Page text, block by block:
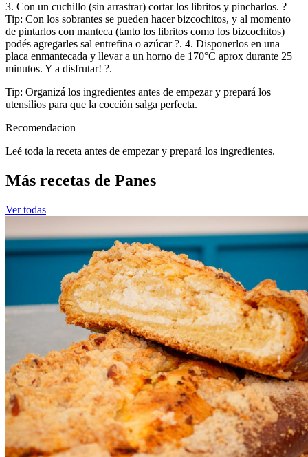
3. Con un cuchillo (sin arrastrar) cortar los libritos y pincharlos. ?
Tip: Con los sobrantes se pueden hacer bizcochitos, y al momento
de pintarlos con manteca (tanto los libritos como los bizcochitos)
podés agregarles sal entrefina o azúcar ?. 4. Disponerlos en una
placa enmantecada y llevar a un horno de 170°C aprox durante 25
minutos. Y a disfrutar! ?.
Tip: Organizá los ingredientes antes de empezar y prepará los
utensilios para que la cocción salga perfecta.
Recomendacion
Leé toda la receta antes de empezar y prepará los ingredientes.
Más recetas de Panes
Ver todas